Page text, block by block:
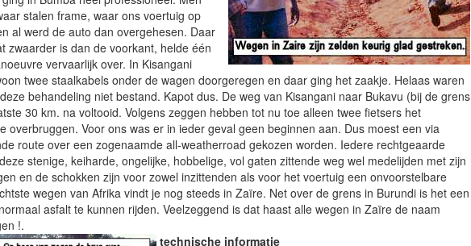
stalen frame, waar ons voertuig op
al werd de auto dan overgehesen. Daar
zwaarder is dan de voorkant, helde één
vervaarlijk over. In Kisangani
twee staalkabels onder de wagen doorgeregen en daar ging het zaakje. Helaas waren
behandeling niet bestand. Kapot dus. De weg van Kisangani naar Bukavu (bij de grens
30 km. na voltooid. Volgens zeggen hebben tot nu toe alleen twee fietsers het
overbruggen. Voor ons was er in ieder geval geen beginnen aan. Dus moest een via
route over een zogenaamde all-weatherroad gekozen worden. Iedere rechtgeaarde
stenige, keiharde, ongelijke, hobbelige, vol gaten zittende weg wel medelijden met zijn
en de schokken zijn voor zowel inzittenden als voor het voertuig een onvoorstelbare
wegen van Afrika vindt je nog steeds in Zaïre. Net over de grens in Burundi is het een
asfalt te kunnen rijden. Veelzeggend is dat haast alle wegen in Zaïre de naam
!.
technische informatie